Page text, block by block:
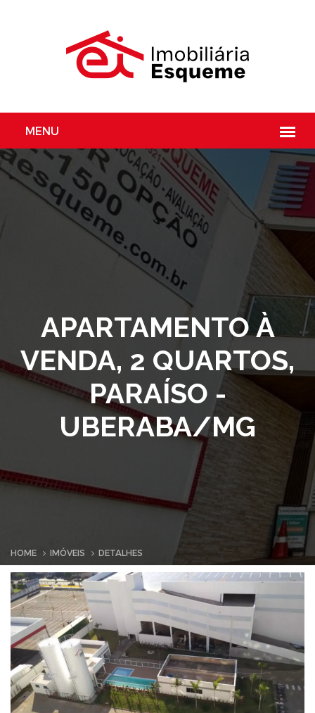
APARTAMENTO À
VENDA, 2 QUARTOS,
PARAÍSO -
UBERABA/MG
HOME IMÓVEIS DETALHES